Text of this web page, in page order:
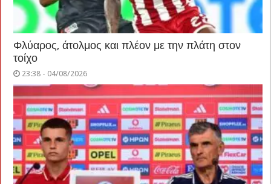
Φλύαρος, άτολμος και πλέον με την πλάτη στον
τοίχο
23:38 - 04/08/2026